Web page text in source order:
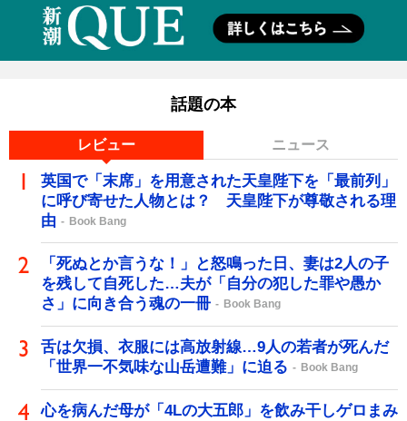
話題の本
レビュー ニュース
英国で「末席」を用意された天皇陛下を「最前列」
に呼び寄せた人物とは？ 天皇陛下が尊敬される理
由
Book Bang
「死ぬとか言うな！」と怒鳴った日、妻は2人の子
を残して自死した…夫が「自分の犯した罪や愚か
さ」に向き合う魂の一冊
Book Bang
舌は欠損、衣服には高放射線…9人の若者が死んだ
「世界一不気味な山岳遭難」に迫る
Book Bang
心を病んだ母が「4Lの大五郎」を飲み干しゲロまみ